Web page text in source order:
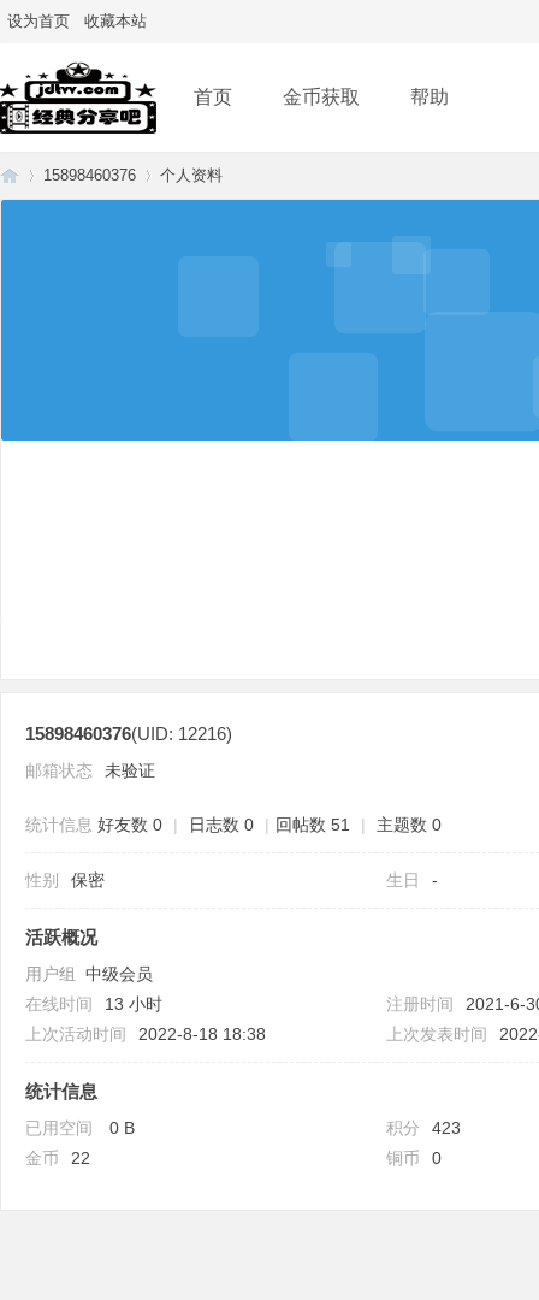
设为首页 收藏本站
首页 金币获取 帮助
15898460376 个人资料
15898460376(UID: 12216)
邮箱状态 未验证
统计信息 好友数 0 | 日志数 0 | 回帖数 51 | 主题数 0
性别 保密 生日 -
活跃概况
用户组 中级会员
在线时间
13 小时 注册时间
2021-6-
上次活动时间
2022-8-18 18:38 上次发表时间
统计信息
已用空间 0 B 积分
423
金币
22 铜币 0